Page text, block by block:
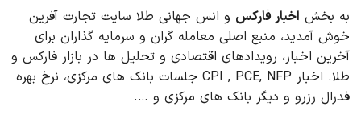
به بخش اخبار فارکس و انس جهانی طلا سایت تجارت آفرین
خوش آمدید، منبع اصلی معامله گران و سرمایه گذاران برای
آخرین اخبار، رویدادهای اقتصادی و تحلیل ها در بازار فارکس و
طلا. اخبار CPI , PCE, NFP جلسات بانک های مرکزی، نرخ بهره
فدرال رزرو و دیگر بانک های مرکزی و ….